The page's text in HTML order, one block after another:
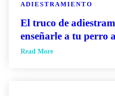
ADIESTRAMIENTO
El truco de
enseñarle a tu perro
Read More